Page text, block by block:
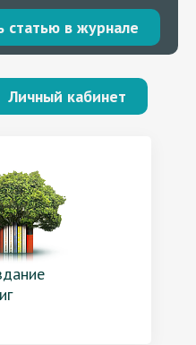
статью в журнале
Личный кабинет